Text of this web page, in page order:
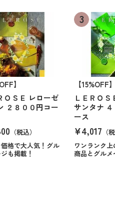
】
ＯＳＥ レローゼ
２８００円コー
（税込）
格で大人気！グル
も掲載！
【15%OFF】
ＬＥＲＯＳ
サンタナ
ース
¥4,017 （
ワンランク
商品とグルメ